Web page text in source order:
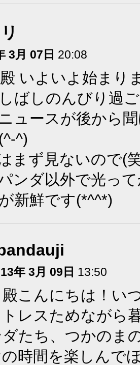
3月 07日 20:08
いよいよ始まり
ばしのんびり過
ュースが後から
^)
まず見ないので(
ンダ以外で光っ
新鮮です(*^^*)
年 3月 09日 13:50
こんにちは！い
レスためながら
たち、つかのま
の時間を楽しんで